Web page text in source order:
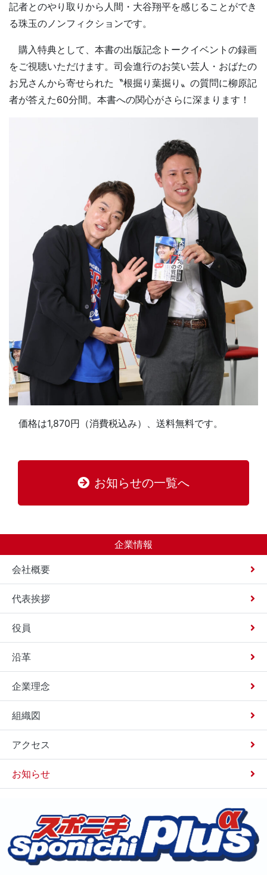
企業情報
会社概要
代表挨拶
役員
沿革
企業理念
組織図
アクセス
お知らせ
記者とのやり取りから人間・大谷翔平を感じることができ
る珠玉のノンフィクションです。
購入特典として、本書の出版記念トークイベントの録画
をご視聴いただけます。司会進行のお笑い芸人・おばたの
お兄さんから寄せられた〝根掘り葉掘り〟の質問に柳原記
者が答えた60分間。本書への関心がさらに深まります！
価格は1,870円（消費税込み）、送料無料です。
お知らせの一覧へ